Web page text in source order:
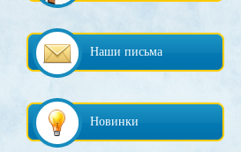
Наши письма
Новинки